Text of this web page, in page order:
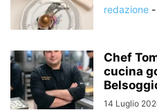
redazione -
Chef
cucina
14 Luglio